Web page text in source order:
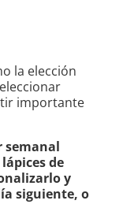
la elección
importante
semanal
de
y
siguiente, o